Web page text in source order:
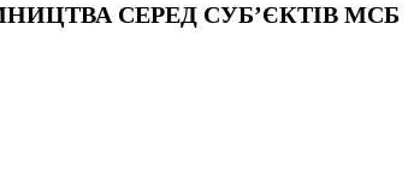
СЕРЕД СУБ’ЄКТІВ МСБ